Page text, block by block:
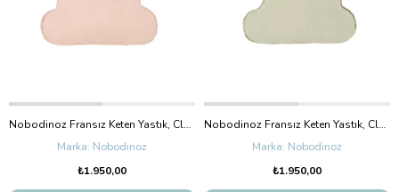
Nobodinoz Fransız Keten Yastık, Cloud Powder Pink
Nobodinoz
₺1.950,00
Nobodinoz Fransız Keten Yastık, Cloud Green Matcha
Nobodinoz
₺1.950,00